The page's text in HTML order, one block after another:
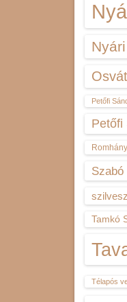
Petőfi
Petőfi
Tamkó
Télapós